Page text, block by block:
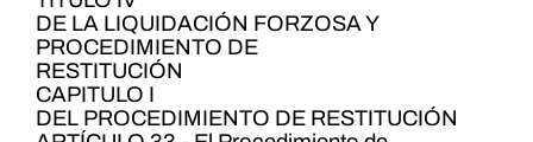
DE LA LIQUIDACIÓN FORZOSA Y
PROCEDIMIENTO DE
RESTITUCIÓN
CAPITULO I
DEL PROCEDIMIENTO DE RESTITUCIÓN